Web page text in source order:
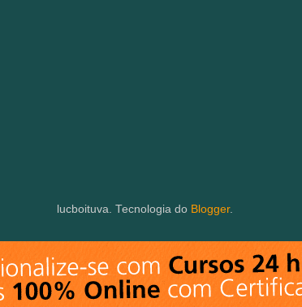
lucboituva. Tecnologia do Blogger.